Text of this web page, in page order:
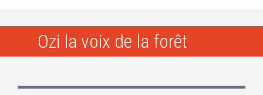
Ozi la voix de la forêt